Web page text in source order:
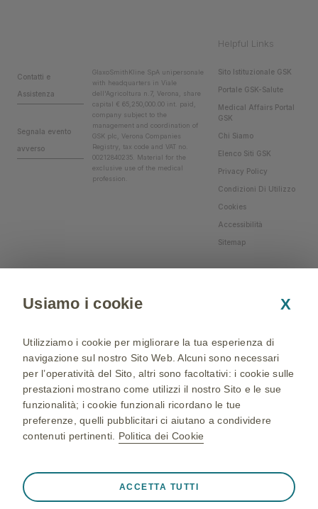
Helpful Links
Contatti e
Assistenza
Segnala evento
avverso
GlaxoSmithKline SpA unipersonale
with headquarters in Viale
dell'Agricoltura n.7, Verona, share
capital € 65,250,000.00 int. paid,
company subject to the
management and coordination of
GSK plc, Verona Companies
Registry, tax code and VAT no.
00212840235. Material for the
exclusive use of the medical
profession.
Sito Istituzionale GSK
Portale GSK-Salute
Medical Affairs Portal
GSK
Chi Siamo
Elenco Siti GSK
Privacy Policy
Condizioni Di Utilizzo
Cookies
Accessibilità
Sitemap
group of companies. All Rights Reserved - Production and
realization: QBGROUP srl
Usiamo i cookie X
Utilizziamo i cookie per migliorare la tua esperienza di
navigazione sul nostro Sito Web. Alcuni sono necessari
per l’operatività del Sito, altri sono facoltativi: i cookie sulle
prestazioni mostrano come utilizzi il nostro Sito e le sue
funzionalità; i cookie funzionali ricordano le tue
preferenze, quelli pubblicitari ci aiutano a condividere
contenuti pertinenti. Politica dei Cookie
❮
ACCETTA TUTTI